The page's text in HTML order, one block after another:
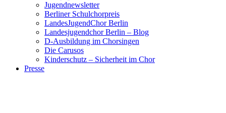
Jugendnewsletter
Berliner Schulchorpreis
LandesJugendChor Berlin
Landesjugendchor Berlin – Blog
D-Ausbildung im Chorsingen
Die Carusos
Kinderschutz – Sicherheit im Chor
Presse